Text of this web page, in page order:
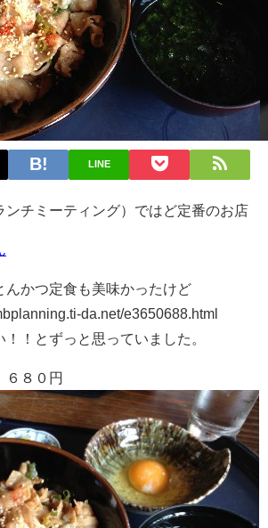
LINE
ンチミーティング）ではど定番のお店
んかつ定食も美味かったけど
da.net/e3650688.html
！！とずっと思っていました。
８０円